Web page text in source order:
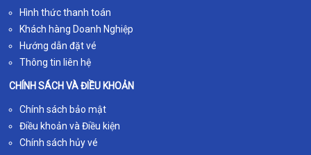
Hình thức thanh toán
Khách hàng Doanh Nghiệp
Hướng dẫn đặt vé
Thông tin liên hệ
CHÍNH SÁCH VÀ ĐIỀU KHOẢN
Chính sách bảo mật
Điều khoản và Điều kiện
Chính sách hủy vé